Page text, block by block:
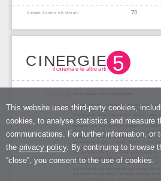
This website uses third-party cookies,
cookies, to analyse statistics and measure
communications. For further information, or
the privacy policy. By continuing to browse
“close”, you consent to the use of cookies.